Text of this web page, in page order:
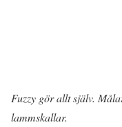
Fuzzy gör allt själv.
lammskallar.